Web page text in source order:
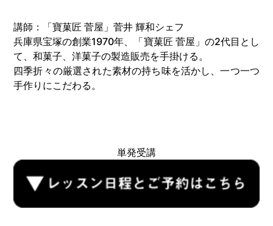
講師：「寶菓匠 菅屋」菅井 輝和シェフ
兵庫県宝塚の創業1970年、「寶菓匠 菅屋」の2代目とし
て、和菓子、洋菓子の製造販売を手掛ける。
四季折々の厳選された素材の持ち味を活かし、一つ一つ
手作りにこだわる。
単発受講